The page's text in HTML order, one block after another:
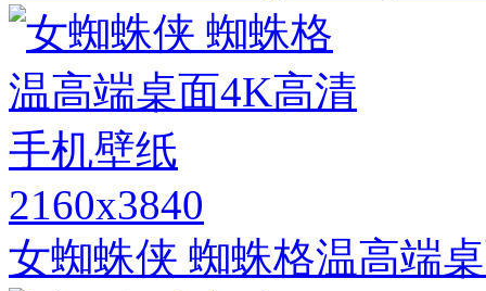
2160x3840
女蜘蛛侠 蜘蛛格温高端